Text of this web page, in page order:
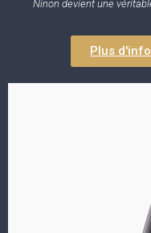
Ninon devient une
Plus